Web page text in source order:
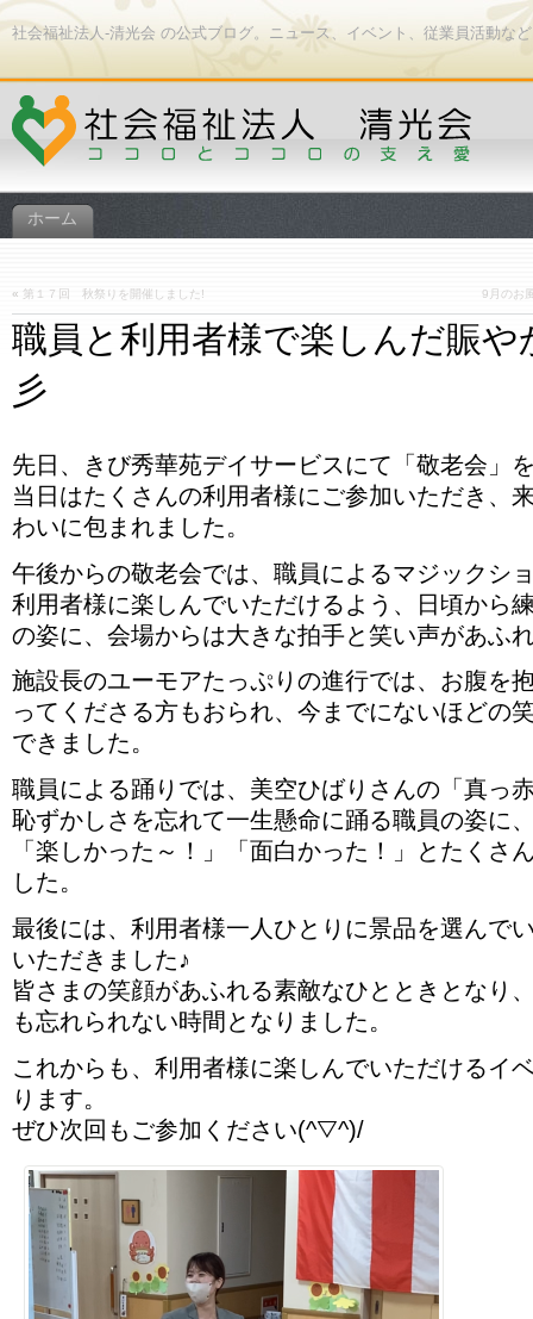
社会福祉法人-清光会 の公式ブログ。ニュース、イベント、従業員活動な
ホーム
« 第１７回 秋祭りを開催しました! 9月のお
職員と利用者様で楽しんだ賑
彡
先日、きび秀華苑デイサービスにて「敬老会」
当日はたくさんの利用者様にご参加いただき、
わいに包まれました。
午後からの敬老会では、職員によるマジックシ
利用者様に楽しんでいただけるよう、日頃から
の姿に、会場からは大きな拍手と笑い声があふ
施設長のユーモアたっぷりの進行では、お腹を
ってくださる方もおられ、今までにないほどの
できました。
職員による踊りでは、美空ひばりさんの「真っ
恥ずかしさを忘れて一生懸命に踊る職員の姿に
「楽しかった～！」「面白かった！」とたくさ
した。
最後には、利用者様一人ひとりに景品を選んで
いただきました♪
皆さまの笑顔があふれる素敵なひとときとなり
も忘れられない時間となりました。
これからも、利用者様に楽しんでいただけるイ
ります。
ぜひ次回もご参加ください(^▽^)/